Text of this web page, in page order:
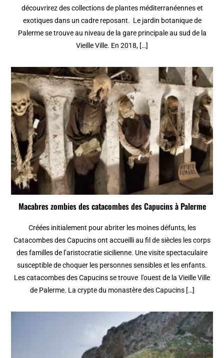
découvrirez des collections de plantes méditerranéennes et
exotiques dans un cadre reposant. Le jardin botanique de
Palerme se trouve au niveau de la gare principale au sud de la
Vieille Ville. En 2018, […]
Macabres zombies des catacombes des Capucins à Palerme
Créées initialement pour abriter les moines défunts, les
Catacombes des Capucins ont accueilli au fil de siècles les corps
des familles de l’aristocratie sicilienne. Une visite spectaculaire
susceptible de choquer les personnes sensibles et les enfants.
Les catacombes des Capucins se trouve l’ouest de la Vieille Ville
de Palerme. La crypte du monastère des Capucins […]